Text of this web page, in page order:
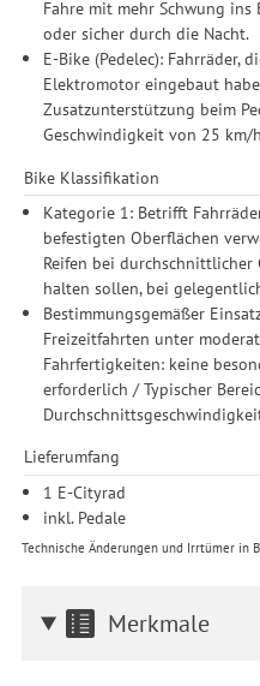
Fahre mit mehr Schwung
oder sicher durch die Nacht.
E-Bike (Pedelec): Fahrräder,
Elektromotor eingebaut
Zusatzunterstützung beim
Geschwindigkeit von 25 km/h
Bike Klassifikation
Kategorie 1: Betrifft
befestigten Oberflächen
Reifen bei
halten sollen, bei
Bestimmungsgemäßer
Freizeitfahrten unter
Fahrfertigkeiten: keine
erforderlich / Typischer
Lieferumfang
1 E-Cityrad
inkl. Pedale
Technische Änderungen und Irrtümer in
Merkmale